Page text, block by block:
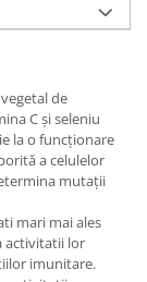
de
C și seleniu
la o funcționare
a celulelor
mutații
mari mai ales
activitatii lor
imunitare.